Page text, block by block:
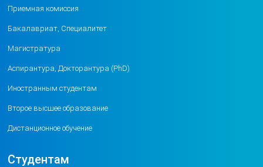
Приемная комиссия
Бакалавриат, Специалитет
Магистратура
Аспирантура, Докторантура (PhD)
Иностранным студентам
Второе высшее образование
Дистанционное обучение
Студентам